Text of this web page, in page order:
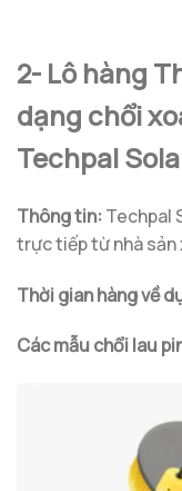
2- Lô hàng
dạng chổi
Techpal
Thông tin:Techpal
trực tiếp từ nhà
Thời gian hàng về
Các mẫu chổi lau